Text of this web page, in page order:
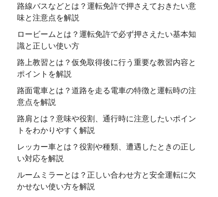
路線バスなどとは？運転免許で押さえておきたい意
味と注意点を解説
ロービームとは？運転免許で必ず押さえたい基本知
識と正しい使い方
路上教習とは？仮免取得後に行う重要な教習内容と
ポイントを解説
路面電車とは？道路を走る電車の特徴と運転時の注
意点を解説
路肩とは？意味や役割、通行時に注意したいポイン
トをわかりやすく解説
レッカー車とは？役割や種類、遭遇したときの正し
い対応を解説
ルームミラーとは？正しい合わせ方と安全運転に欠
かせない使い方を解説